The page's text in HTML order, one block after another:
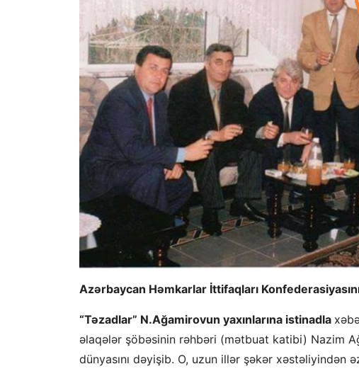
Azərbaycan Həmkarlar İttifaqları
“Təzadlar” N.Ağamirovun yaxınlarına istinadla
əlaqələr şöbəsinin rəhbəri (mətbuat katibi) Nazim
dünyasını dəyişib. O, uzun illər şəkər xəstəliyindən